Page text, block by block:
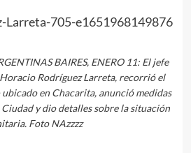
BAIRES, ENERO 11: El jefe
Rodríguez Larreta, recorrió el
en Chacarita, anunció medidas
y dio detalles sobre la situación
Foto NAzzzz